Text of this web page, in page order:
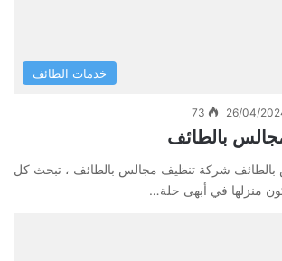
خدمات الطائف
26/04/
73
بالطائف
شركة تنظيف مجالس بالطائف ، تبحث كل
منزلها في أبهى حلة…